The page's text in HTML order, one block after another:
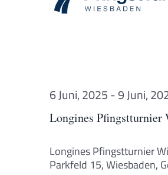
Longines Pfingstturnier
6 Juni, 2025-9 Juni,
Longines Pfingstturnier
Parkfeld 15, Wiesbaden,